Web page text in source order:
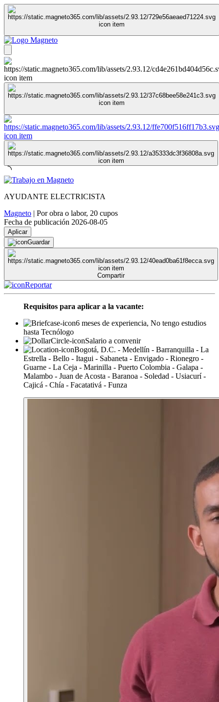
AYUDANTE ELECTRICISTA
Magneto | Por obra o labor, 20 cupos
Fecha de publicación 2026-08-05
Aplicar
Guardar
Compartir
Reportar
Requisitos para aplicar a la vacante:
6 meses de experiencia, No tengo estudios
hasta Tecnólogo
Salario a convenir
Bogotá, D.C. - Medellín - Barranquilla - La
Estrella - Bello - Itagui - Sabaneta - Envigado - Rionegro -
Guarne - La Ceja - Marinilla - Puerto Colombia - Galapa -
Malambo - Juan de Acosta - Baranoa - Soledad - Usiacurí -
Cajicá - Chía - Facatativá - Funza